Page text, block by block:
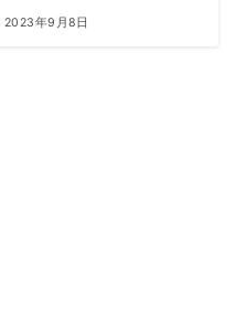
2023年9月8日